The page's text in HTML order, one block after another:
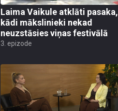
Laima Vaikule atklāti pasaka,
kādi mākslinieki nekad
neuzstāsies viņas festivālā
3. epizode